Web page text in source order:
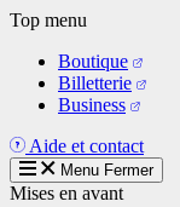
Aller
contenu
principal
Top menu
Boutique
Billetterie
Business
Aide et contact
Menu Fermer
Mises en avant